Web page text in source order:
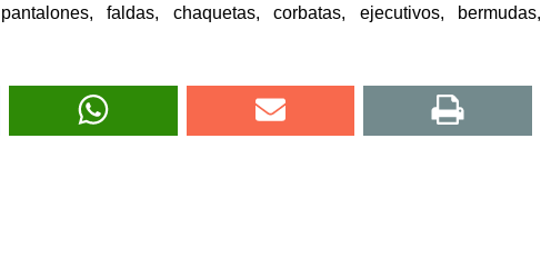
faldas, chaquetas, corbatas, ejecutivos, bermudas,